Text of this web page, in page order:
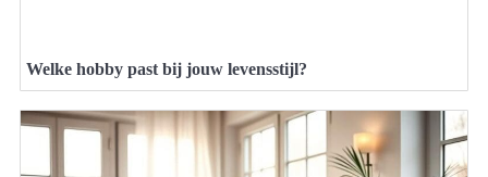
Welke hobby past bij jouw levensstijl?